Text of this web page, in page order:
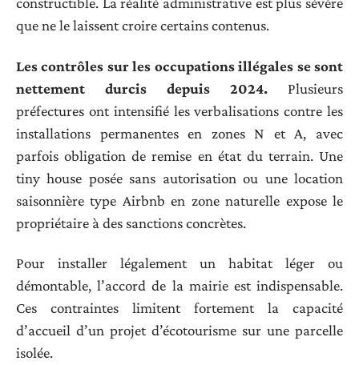
que ne le laissent croire certains contenus.
Les contrôles sur les occupations illégales se sont
nettement durcis depuis 2024. Plusieurs
préfectures ont intensifié les verbalisations contre les
installations permanentes en zones N et A, avec
parfois obligation de remise en état du terrain. Une
tiny house posée sans autorisation ou une location
saisonnière type Airbnb en zone naturelle expose le
propriétaire à des sanctions concrètes.
Pour installer légalement un habitat léger ou
démontable, l’accord de la mairie est indispensable.
Ces contraintes limitent fortement la capacité
d’accueil d’un projet d’écotourisme sur une parcelle
isolée.